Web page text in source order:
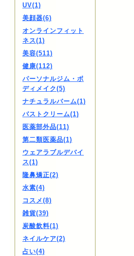
UV(1)
美顔器(6)
オンラインフィット
ネス(1)
美容(511)
健康(112)
パーソナルジム・ボ
ディメイク(5)
ナチュラルバーム(1)
バストクリーム(1)
医薬部外品(11)
第二類医薬品(1)
ウェアラブルデバイ
ス(1)
隆鼻矯正(2)
水素(4)
コスメ(8)
雑貨(39)
炭酸飲料(1)
ネイルケア(2)
占い(4)